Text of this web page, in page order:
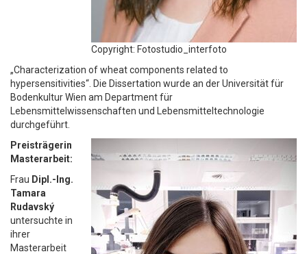
Copyright: Fotostudio_interfoto
„Characterization of wheat components related to
hypersensitivities“. Die Dissertation wurde an der Universität für
Bodenkultur Wien am Department für
Lebensmittelwissenschaften und Lebensmitteltechnologie
durchgeführt.
Preisträgerin
Masterarbeit:
Frau Dipl.-Ing.
Tamara
Rudavský
untersuchte in
ihrer
Masterarbeit